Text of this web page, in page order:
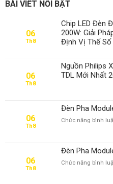
BÀI VIẾT NỔI BẬT
06
Th8
Chip LED Đèn
200W: Giải
Định Vị Thế Số
06
Th8
Nguồn Philips
TDL Mới Nhất
06
Th8
Đèn Pha
Chức năng bình
06
Th8
Đèn Pha
Chức năng bình